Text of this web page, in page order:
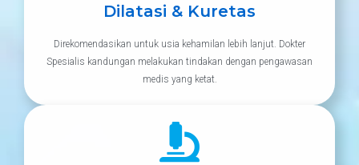
Dilatasi & Kuretas
Direkomendasikan untuk usia kehamilan lebih lanjut. Dokter
Spesialis kandungan melakukan tindakan dengan pengawasan
medis yang ketat.